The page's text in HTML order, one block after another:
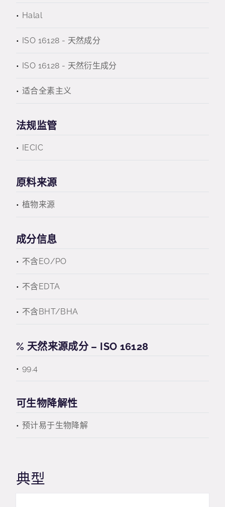
Halal
ISO 16128 - 天然成分
ISO 16128 - 天然衍生成分
适合全素主义
法规监管
IECIC
原料来源
植物来源
成分信息
不含EO/PO
不含EDTA
不含BHT/BHA
% 天然来源成分 – ISO 16128
99.4
可生物降解性
预计易于生物降解
典型